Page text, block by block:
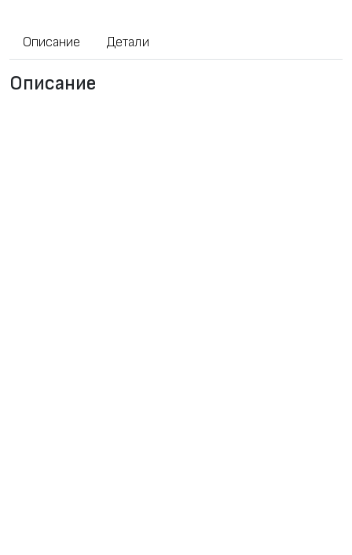
т
Описание Детали
Описание